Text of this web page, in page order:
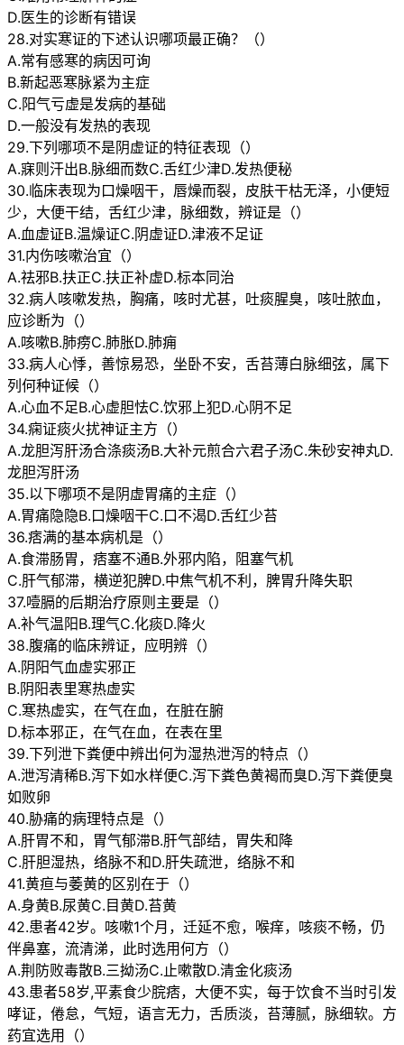
D.医生的诊断有错误
28.对实寒证的下述认识哪项最正确？（）
A.常有感寒的病因可询
B.新起恶寒脉紧为主症
C.阳气亏虚是发病的基础
D.一般没有发热的表现
29.下列哪项不是阴虚证的特征表现（）
A.寐则汗出B.脉细而数C.舌红少津D.发热便秘
30.临床表现为口燥咽干，唇燥而裂，皮肤干枯无泽，小便短
少，大便干结，舌红少津，脉细数，辨证是（）
A.血虚证B.温燥证C.阴虚证D.津液不足证
31.内伤咳嗽治宜（）
A.祛邪B.扶正C.扶正补虚D.标本同治
32.病人咳嗽发热，胸痛，咳时尤甚，吐痰腥臭，咳吐脓血，
应诊断为（）
A.咳嗽B.肺痨C.肺胀D.肺痈
33.病人心悸，善惊易恐，坐卧不安，舌苔薄白脉细弦，属下
列何种证候（）
A.心血不足B.心虚胆怯C.饮邪上犯D.心阴不足
34.痫证痰火扰神证主方（）
A.龙胆泻肝汤合涤痰汤B.大补元煎合六君子汤C.朱砂安神丸D.
龙胆泻肝汤
35.以下哪项不是阴虚胃痛的主症（）
A.胃痛隐隐B.口燥咽干C.口不渴D.舌红少苔
36.痞满的基本病机是（）
A.食滞肠胃，痞塞不通B.外邪内陷，阻塞气机
C.肝气郁滞，横逆犯脾D.中焦气机不利，脾胃升降失职
37.噎膈的后期治疗原则主要是（）
A.补气温阳B.理气C.化痰D.降火
38.腹痛的临床辨证，应明辨（）
A.阴阳气血虚实邪正
B.阴阳表里寒热虚实
C.寒热虚实，在气在血，在脏在腑
D.标本邪正，在气在血，在表在里
39.下列泄下粪便中辨出何为湿热泄泻的特点（）
A.泄泻清稀B.泻下如水样便C.泻下粪色黄褐而臭D.泻下粪便臭
如败卵
40.胁痛的病理特点是（）
A.肝胃不和，胃气郁滞B.肝气部结，胃失和降
C.肝胆湿热，络脉不和D.肝失疏泄，络脉不和
41.黄疸与萎黄的区别在于（）
A.身黄B.尿黄C.目黄D.苔黄
42.患者42岁。咳嗽1个月，迁延不愈，喉痒，咳痰不畅，仍
伴鼻塞，流清涕，此时选用何方（）
A.荆防败毒散B.三拗汤C.止嗽散D.清金化痰汤
43.患者58岁,平素食少脘痞，大便不实，每于饮食不当时引发
哮证，倦怠，气短，语言无力，舌质淡，苔薄腻，脉细软。方
药宜选用（）